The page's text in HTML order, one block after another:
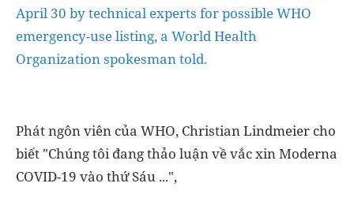
April 30 by technical experts for possible WHO
emergency-use listing, a World Health
Organization spokesman told.
Phát ngôn viên của WHO, Christian Lindmeier cho
biết "Chúng tôi đang thảo luận về vắc xin Moderna
COVID-19 vào thứ Sáu ...",